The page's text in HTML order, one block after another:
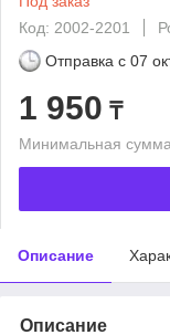
Код: 2002-2201
Отправка с 07
1 950 ₸
Минимальная
Описание
Описание